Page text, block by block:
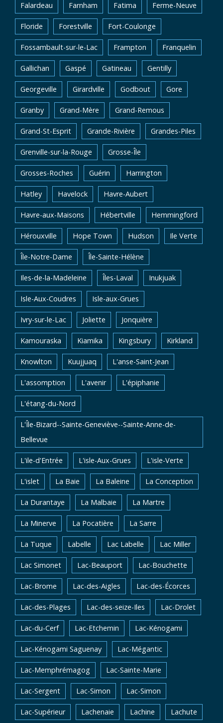
Falardeau Farnham Fatima Ferme-Neuve
Floride Forestville Fort-Coulonge
Fossambault-sur-le-Lac Frampton Franquelin
Gallichan Gaspé Gatineau Gentilly
Georgeville Girardville Godbout Gore
Granby Grand-Mère Grand-Remous
Grand-St-Esprit Grande-Rivière Grandes-Piles
Grenville-sur-la-Rouge Grosse-Île
Grosses-Roches Guérin Harrington
Hatley Havelock Havre-Aubert
Havre-aux-Maisons Hébertville Hemmingford
Hérouxville Hope Town Hudson Ile Verte
Île-Notre-Dame Île-Sainte-Hélène
Iles-de-la-Madeleine Îles-Laval Inukjuak
Isle-Aux-Coudres Isle-aux-Grues
Ivry-sur-le-Lac Joliette Jonquière
Kamouraska Kiamika Kingsbury Kirkland
Knowlton Kuujjuaq L'anse-Saint-Jean
L'assomption L'avenir L'épiphanie
L'étang-du-Nord
L'Île-Bizard--Sainte-Geneviève--Sainte-Anne-de-
Bellevue
L'ile-d'Entrée L'isle-Aux-Grues L'isle-Verte
L'islet La Baie La Baleine La Conception
La Durantaye La Malbaie La Martre
La Minerve La Pocatière La Sarre
La Tuque Labelle Lac Labelle Lac Miller
Lac Simonet Lac-Beauport Lac-Bouchette
Lac-Brome Lac-des-Aigles Lac-des-Écorces
Lac-des-Plages Lac-des-seize-Iles Lac-Drolet
Lac-du-Cerf Lac-Etchemin Lac-Kénogami
Lac-Kénogami Saguenay Lac-Mégantic
Lac-Memphrémagog Lac-Sainte-Marie
Lac-Sergent Lac-Simon Lac-Simon
Lac-Supérieur Lachenaie Lachine Lachute